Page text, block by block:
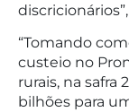
“Tomando
custeio no
rurais, na safra
bilhões para